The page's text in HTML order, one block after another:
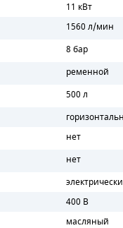
11 кВт
1560 л/мин
8 бар
ременной
500 л
нет
нет
400 В
масляный